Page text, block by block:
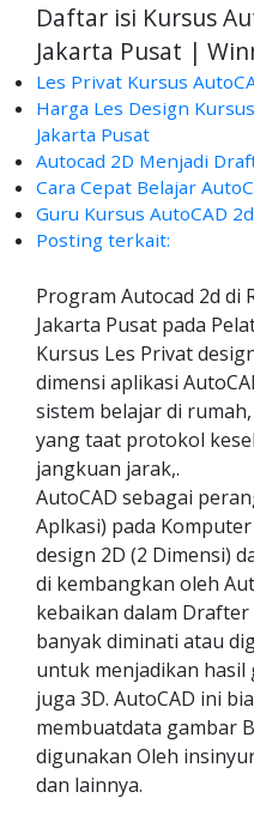
Daftar isi Kursus
Jakarta Pusat |
Les Privat Kursus
Harga Les Design
Jakarta Pusat
Autocad 2D Menjadi
Cara Cepat Belajar
Guru Kursus AutoCAD
Posting terkait:
Program Autocad 2d di
Jakarta Pusat pada
Kursus Les Privat
dimensi aplikasi
sistem belajar di
yang taat protokol
jangkuan jarak,.
AutoCAD sebagai
Aplkasi) pada
design 2D (2 Dimensi)
di kembangkan oleh
kebaikan dalam
banyak diminati atau
untuk menjadikan hasil
juga 3D. AutoCAD ini
membuatdata gambar
digunakan Oleh
dan lainnya.